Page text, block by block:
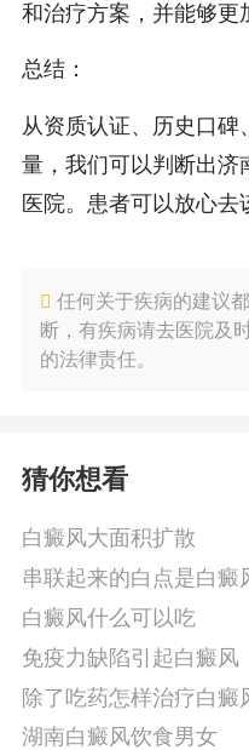
和治疗方案，并能够更
总结：
从资质认证、历史口
量，我们可以判断出济
医院。患者可以放心去
任何关于疾病的建议
断，有疾病请去医院及
的法律责任。
猜你想看
白癜风大面积扩散
串联起来的白点是白癜
白癜风什么可以吃
免疫力缺陷引起白癜风
除了吃药怎样治疗白癜
湖南白癜风饮食男女